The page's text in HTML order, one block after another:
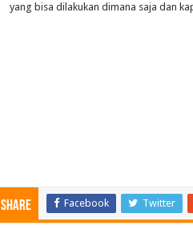
yang bisa dilakukan dimana saja dan
Share Facebook Twitter